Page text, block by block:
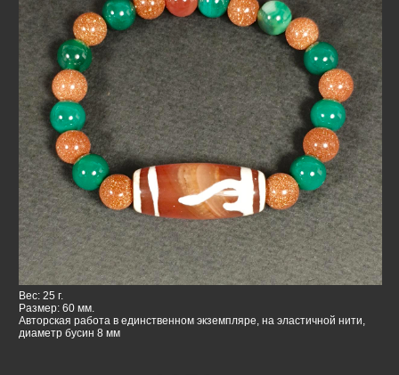
Вес: 25 г.
Размер: 60 мм.
Авторская работа в единственном экземпляре, на эластичной нити,
диаметр бусин 8 мм